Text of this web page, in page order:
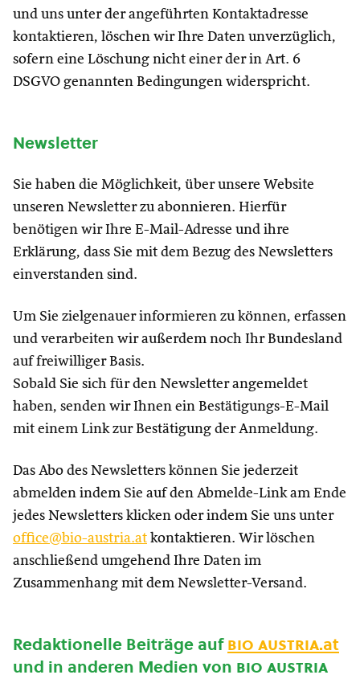
und uns unter der angeführten Kontaktadresse
kontaktieren, löschen wir Ihre Daten unverzüglich,
sofern eine Löschung nicht einer der in Art. 6
DSGVO genannten Bedingungen widerspricht.
Newsletter
Sie haben die Möglichkeit, über unsere Website
unseren Newsletter zu abonnieren. Hierfür
benötigen wir Ihre E-Mail-Adresse und ihre
Erklärung, dass Sie mit dem Bezug des Newsletters
einverstanden sind.
Um Sie zielgenauer informieren zu können, erfassen
und verarbeiten wir außerdem noch Ihr Bundesland
auf freiwilliger Basis.
Sobald Sie sich für den Newsletter angemeldet
haben, senden wir Ihnen ein Bestätigungs-E-Mail
mit einem Link zur Bestätigung der Anmeldung.
Das Abo des Newsletters können Sie jederzeit
abmelden indem Sie auf den Abmelde-Link am Ende
jedes Newsletters klicken oder indem Sie uns unter
office@bio-austria.at kontaktieren. Wir löschen
anschließend umgehend Ihre Daten im
Zusammenhang mit dem Newsletter-Versand.
Redaktionelle Beiträge aufbio austria.at
und in anderen Medien von bio austria